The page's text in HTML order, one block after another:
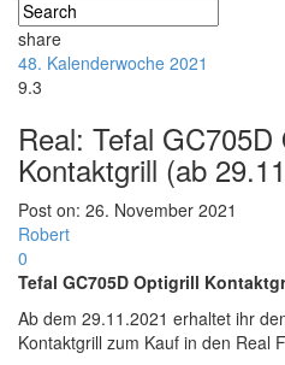
share
48. Kalenderwoche 2021
9.3
Real: Tefal GC705D
Kontaktgrill (ab
Post on: 26. November 2021
Robert
0
Tefal GC705D Optigrill
Ab dem 29.11.2021 erhaltet ihr
Kontaktgrill zum Kauf in den Real